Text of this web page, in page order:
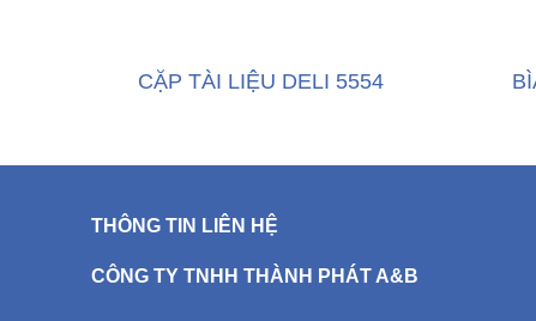
CẶP TÀI LIỆU DELI 5554
THÔNG TIN LIÊN HỆ
CÔNG TY TNHH THÀNH PHÁT A&B